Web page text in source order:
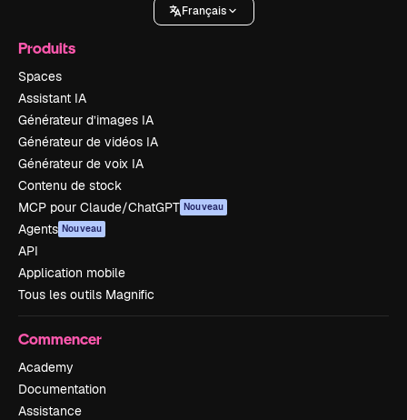
Français
Produits
Spaces
Assistant IA
Générateur d’images IA
Générateur de vidéos IA
Générateur de voix IA
Contenu de stock
MCP pour Claude/ChatGPT Nouveau
Agents Nouveau
API
Application mobile
Tous les outils Magnific
Commencer
Academy
Documentation
Assistance